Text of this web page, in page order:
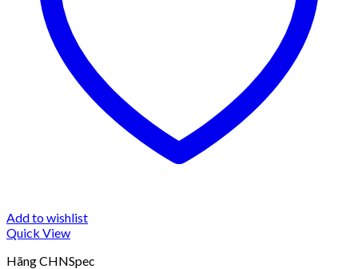
Add to wishlist
Quick View
Hãng CHNSpec